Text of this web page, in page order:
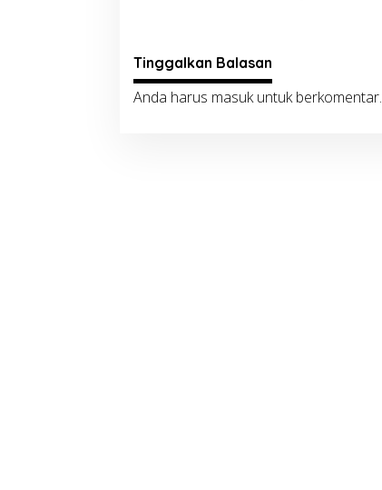
Tinggalkan Balasan
Anda harus masukuntuk berkomentar.